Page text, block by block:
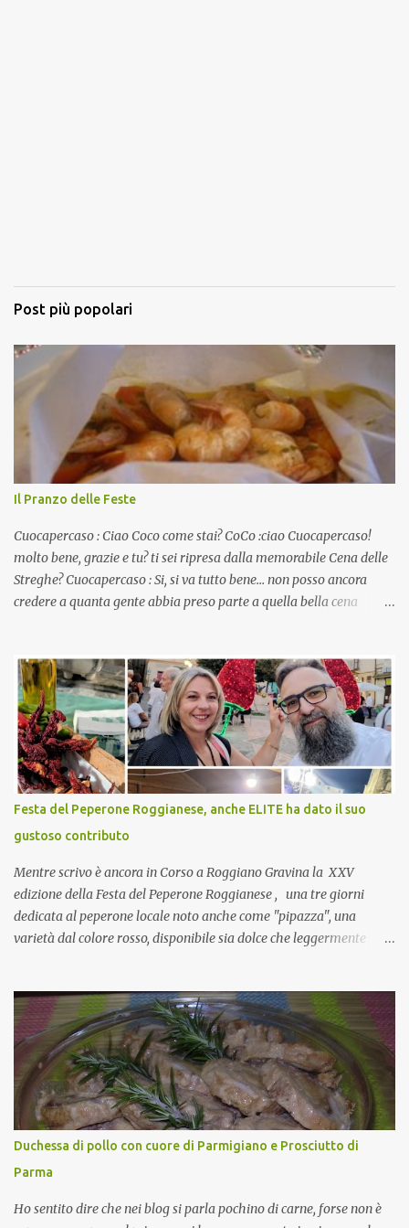
Post più popolari
Il Pranzo delle Feste
Cuocapercaso : Ciao Coco come stai? CoCo :ciao Cuocapercaso!
molto bene, grazie e tu? ti sei ripresa dalla memorabile Cena delle
Streghe? Cuocapercaso : Si, si va tutto bene… non posso ancora
credere a quanta gente abbia preso parte a quella bella cena
pranzo, racconta un po'! Perchè io avrò ospiti e cerco degli spunti...
Cuocapercaso : A dire il vero domenica prossima non preparo
nulla perché vado al Pranzo Aziendale di fine anno organizzato dai
mie capi! CoCo : Pranzo aziendale? Una bella idea! Cuocapercaso :
si, è un modo per riunirsi tutti a fine anno e tirare le somme…
naturalmente mangiando tutti insieme, con grande convivialità!
CoCo : è naturale il cibo, come sappiamo bene, funziona spesso da
collante e anche nel lavoro riesce a creare spesso l’ambiente
favorevole per molte belle opportunità, non trovi? Cuocapercaso :
Si, concordo! …addirittura si dice...
Festa del Peperone Roggianese, anche ELITE ha dato il suo
gustoso contributo
Mentre scrivo è ancora in Corso a Roggiano Gravina la XXV
edizione della Festa del Peperone Roggianese , una tre giorni
dedicata al peperone locale noto anche come "pipazza", una
varietà dal colore rosso, disponibile sia dolce che leggermente
(Pat) della Calabria. Un ingrediente versatile in cucina, utilizzato
fresco o essiccato in ricette della tradizione o in piatti innovativi.
Durante la prima serata dell'evento abbiamo avuto prova della
versatilità di questo ingrediente durante il "2° Concorso
Gastronomico di piatti a base di peperone Roggianese" ideato da
Gina Santagata , presidente dell'associazione Mongolfiera, che ha
visto coinvolte tante associazioni attive sul territorio che hanno
voluto partecipare presentando un loro piatto a base di peperone.
Da giurata del concorso insieme agli chef Francesco Luci e ...
Duchessa di pollo con cuore di Parmigiano e Prosciutto di
Parma
Ho sentito dire che nei blog si parla pochino di carne, forse non è